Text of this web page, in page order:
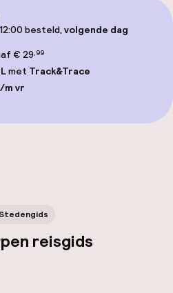
besteld,volgende dag
€ 29,99
met Track&Trace
m vr
Stedengids
reisgids